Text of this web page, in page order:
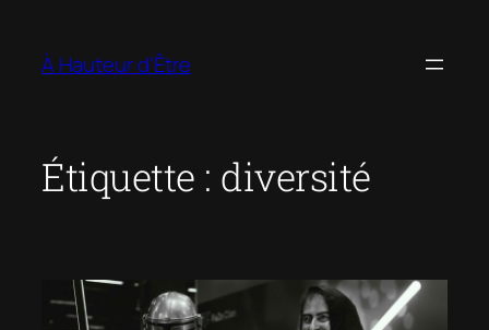
contenu
À Hauteur d'Être
Étiquette : diversité